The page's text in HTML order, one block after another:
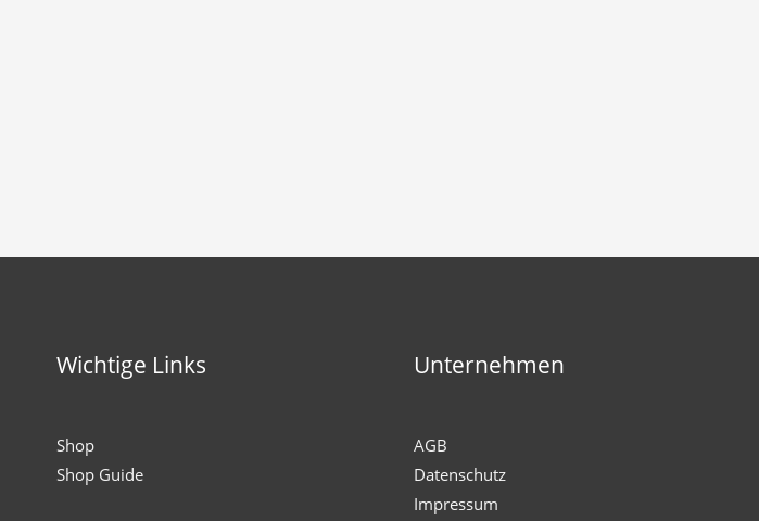
Wichtige Links
Shop
Shop Guide
Unternehmen
AGB
Datenschutz
Impressum